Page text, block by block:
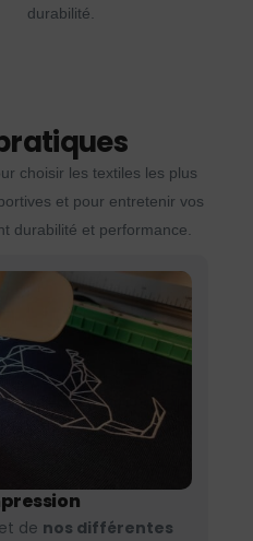
durabilité.
choisir les textiles les plus
et pour entretenir vos
durabilité et performance.
de nos différentes